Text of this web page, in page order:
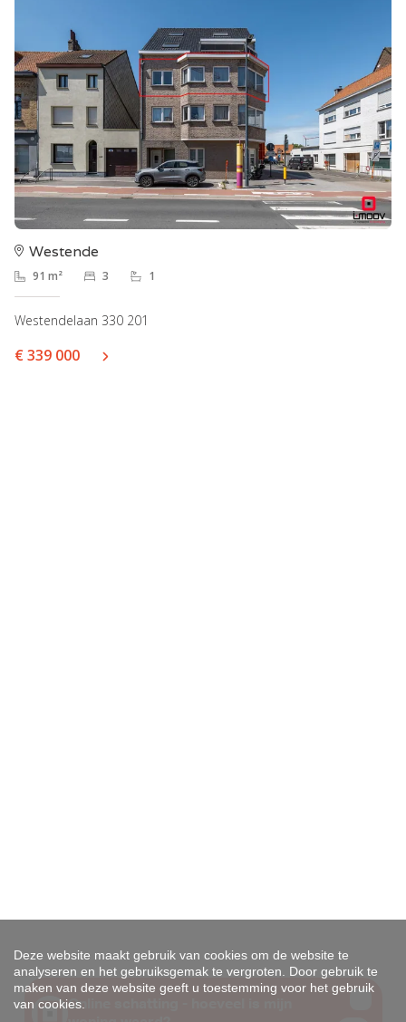
Westende
91 m² 3 1
Westendelaan 330 201
€ 339 000
Deze website maakt gebruik van cookies om de website te
analyseren en het gebruiksgemak te vergroten. Door gebruik te
maken van deze website geeft u toestemming voor het gebruik
van cookies.